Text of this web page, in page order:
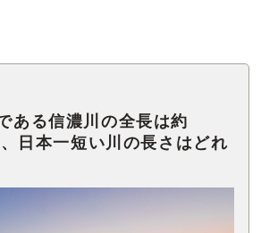
ある信濃川の全長は約
日本一短い川の長さはどれ